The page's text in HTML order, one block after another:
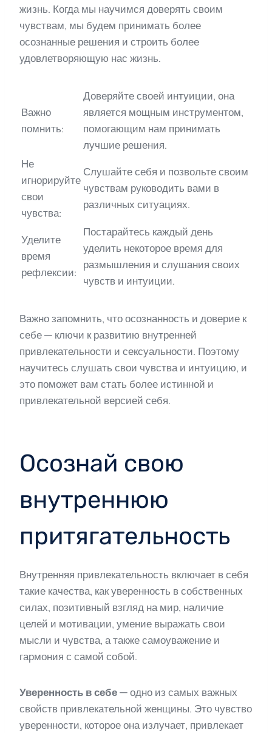
жизнь. Когда мы научимся доверять своим
чувствам, мы будем принимать более
осознанные решения и строить более
удовлетворяющую нас жизнь.
Важно
помнить:
Доверяйте своей интуиции, она
является мощным инструментом,
помогающим нам принимать
лучшие решения.
Не
игнорируйте
свои
чувства:
Слушайте себя и позвольте своим
чувствам руководить вами в
различных ситуациях.
Уделите
время
рефлексии:
Постарайтесь каждый день
уделить некоторое время для
размышления и слушания своих
чувств и интуиции.
Важно запомнить, что осознанность и доверие к
себе — ключи к развитию внутренней
привлекательности и сексуальности. Поэтому
научитесь слушать свои чувства и интуицию, и
это поможет вам стать более истинной и
привлекательной версией себя.
Осознай свою
внутреннюю
притягательность
Внутренняя привлекательность включает в себя
такие качества, как уверенность в собственных
силах, позитивный взгляд на мир, наличие
целей и мотивации, умение выражать свои
мысли и чувства, а также самоуважение и
гармония с самой собой.
Уверенность в себе — одно из самых важных
свойств привлекательной женщины. Это чувство
уверенности, которое она излучает, привлекает